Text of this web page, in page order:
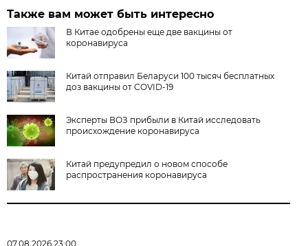
Также вам может быть интересно
В Китае одобрены еще две вакцины от
коронавируса
Китай отправил Беларуси 100 тысяч бесплатных
доз вакцины от COVID-19
Эксперты ВОЗ прибыли в Китай исследовать
происхождение коронавируса
Китай предупредил о новом способе
распространения коронавируса
07.08.2026 23:00